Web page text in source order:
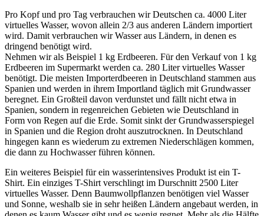
Pro Kopf und pro Tag verbrauchen wir Deutschen ca. 4000 Liter
virtuelles Wasser, wovon allein 2/3 aus anderen Ländern importiert
wird. Damit verbrauchen wir Wasser aus Ländern, in denen es
dringend benötigt wird.
Nehmen wir als Beispiel 1 kg Erdbeeren. Für den Verkauf von 1 kg
Erdbeeren im Supermarkt werden ca. 280 Liter virtuelles Wasser
benötigt. Die meisten Importerdbeeren in Deutschland stammen aus
Spanien und werden in ihrem Importland täglich mit Grundwasser
beregnet. Ein Großteil davon verdunstet und fällt nicht etwa in
Spanien, sondern in regenreichen Gebieten wie Deutschland in
Form von Regen auf die Erde. Somit sinkt der Grundwasserspiegel
in Spanien und die Region droht auszutrocknen. In Deutschland
hingegen kann es wiederum zu extremen Niederschlägen kommen,
die dann zu Hochwasser führen können.
Ein weiteres Beispiel für ein wasserintensives Produkt ist ein T-
Shirt. Ein einziges T-Shirt verschlingt im Durschnitt 2500 Liter
virtuelles Wasser. Denn Baumwollpflanzen benötigen viel Wasser
und Sonne, weshalb sie in sehr heißen Ländern angebaut werden, in